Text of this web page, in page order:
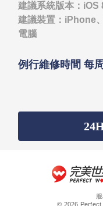
建議系統版本：
建議裝置：iPhone
電腦
例行維修時間 每
© 2026 Perfect